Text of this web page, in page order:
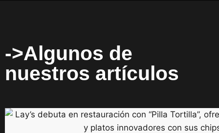
->Algunos de
nuestros artículos